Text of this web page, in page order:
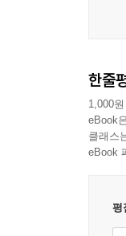
첫째,
자연
과정
없습니
있고
한줄
1,000
eBook
클래스
eBook
평